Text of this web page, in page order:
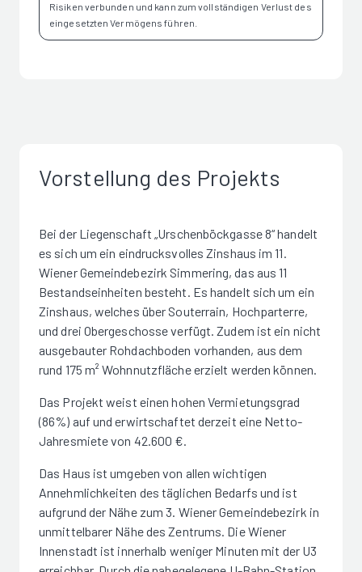
Risiken verbunden und kann zum vollständigen Verlust des
eingesetzten Vermögens führen.
Vorstellung des Projekts
Bei der Liegenschaft „Urschenböckgasse 8“ handelt
es sich um ein eindrucksvolles Zinshaus im 11.
Wiener Gemeindebezirk Simmering, das aus 11
Bestandseinheiten besteht. Es handelt sich um ein
Zinshaus, welches über Souterrain, Hochparterre,
und drei Obergeschosse verfügt. Zudem ist ein nicht
ausgebauter Rohdachboden vorhanden, aus dem
rund 175 m² Wohnnutzfläche erzielt werden können.
Das Projekt weist einen hohen Vermietungsgrad
(86%) auf und erwirtschaftet derzeit eine Netto-
Jahresmiete von 42.600 €.
Das Haus ist umgeben von allen wichtigen
Annehmlichkeiten des täglichen Bedarfs und ist
aufgrund der Nähe zum 3. Wiener Gemeindebezirk in
unmittelbarer Nähe des Zentrums. Die Wiener
Innenstadt ist innerhalb weniger Minuten mit der U3